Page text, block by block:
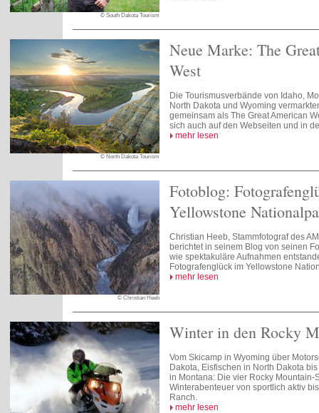
© South Dakota Tourism
© North Dakota Tourism
Neue Marke: The
West
Die Tourismusverbände von Idaho,
North Dakota und Wyoming
gemeinsam als The Great American
sich auch auf den Webseiten und in
mehr lesen
© Christian Heeb
Fotoblog:
Yellowstone
Christian Heeb, Stammfotograf des
berichtet in seinem Blog von seinen
wie spektakuläre Aufnahmen
Fotografenglück im Yellowstone
mehr lesen
Winter in den Rocky
Vom Skicamp in Wyoming über
Dakota, Eisfischen in North Dakota
in Montana: Die vier Rocky Mountain-
Winterabenteuer von sportlich aktiv
Ranch.
mehr lesen